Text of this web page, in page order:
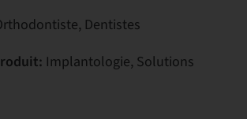
Dentistes
Implantologie, Solutions